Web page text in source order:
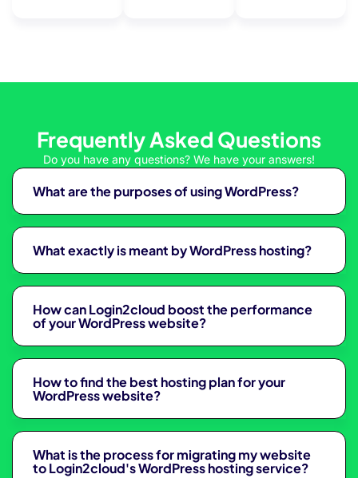
Frequently Asked Questions
Do you have any questions? We have your answers!
What are the purposes of using WordPress?
What exactly is meant by WordPress hosting?
How can Login2cloud boost the performance
of your WordPress website?
How to find the best hosting plan for your
WordPress website?
What is the process for migrating my website
to Login2cloud's WordPress hosting service?